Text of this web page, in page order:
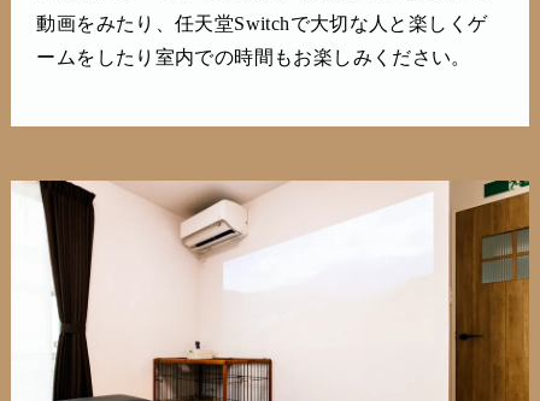
動画をみたり、任天堂Switchで大切な人と楽しくゲ
ームをしたり室内での時間もお楽しみください。